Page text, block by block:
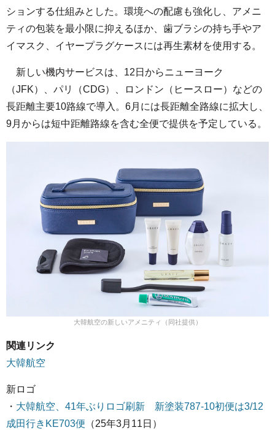
ションする仕組みとした。環境への配慮も強化し、アメニ
ティの包装を最小限に抑えるほか、歯ブラシの持ち手やア
イマスク、イヤープラグケースには再生素材を使用する。
新しい機内サービスは、12日からニューヨーク
（JFK）、パリ（CDG）、ロンドン（ヒースロー）などの
長距離主要10路線で導入。6月には長距離全路線に拡大し、
9月からは短中距離路線を含む全便で提供を予定している。
大韓航空の新しいアメニティ（同社提供）
関連リンク
大韓航空
新ロゴ
・ 大韓航空、41年ぶりロゴ刷新 新塗装787-10初便は3/12
成田行きKE703便 （25年3月11日）